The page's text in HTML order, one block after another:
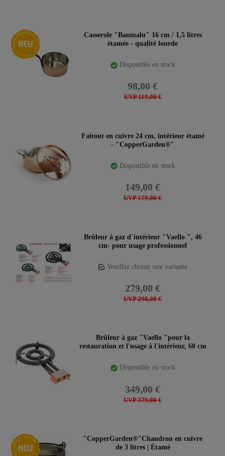
Nouveauté
Casserole "Baumalu" 16 cm / 1,5 litres
étamée - qualité lourde
Disponible en stock
UVP 119,00 €
98,00 €
Faitout en cuivre 24 cm, intérieur étamé
- "CopperGarden®"
Disponible en stock
UVP 179,00 €
149,00 €
Brûleur à gaz d´intérieur "Vaello ", 46
cm- pour usage professionnel
Veuillez choisir une variante
UVP 298,00 €
279,00 €
Brûleur à gaz "Vaello "pour la
restauration et l'usage à l'intérieur, 60 cm
Disponible en stock
UVP 379,00 €
349,00 €
Nouveauté
"CopperGarden®"Chaudron en cuivre
de 3 litres | Étamé